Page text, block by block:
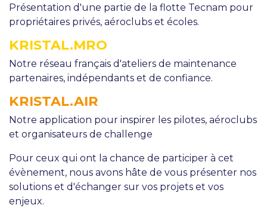
Présentation d'une partie de la flotte Tecnam pour
propriétaires privés, aéroclubs et écoles.
KRISTAL.MRO
Notre réseau français d'ateliers de maintenance
partenaires, indépendants et de confiance.
KRISTAL.AIR
Notre application pour inspirer les pilotes, aéroclubs
et organisateurs de challenge
Pour ceux qui ont la chance de participer à cet
évènement, nous avons hâte de vous présenter nos
solutions et d'échanger sur vos projets et vos
enjeux.